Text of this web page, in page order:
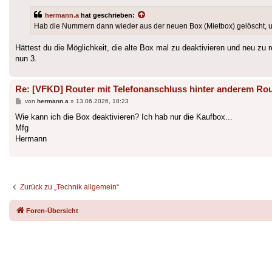
hermann.a hat geschrieben:
Hab die Nummern dann wieder aus der neuen Box (Mietbox)
Hättest du die Möglichkeit, die alte Box mal zu deaktivieren und neu
nun 3.
Re: [VFKD] Router mit Telefonanschluss hinter anderem
Beitrag
von hermann.a » 13.06.2026, 18:23
Wie kann ich die Box deaktivieren? Ich hab nur die Kaufbox...
Mfg
Hermann
Zurück zu „Technik allgemein“
Foren-Übersicht